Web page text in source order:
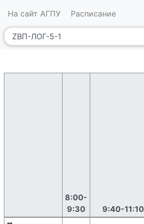
На сайт АГПУ Расписание
8:00-
9:30
9:40-11:10